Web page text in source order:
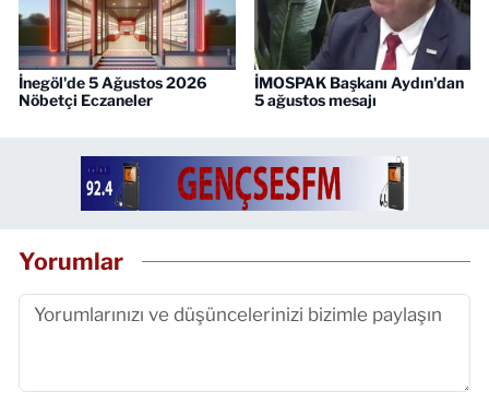
İnegöl'de 5 Ağustos 2026
Nöbetçi Eczaneler
İMOSPAK Başkanı Aydın'dan
5 ağustos mesajı
Yorumlar